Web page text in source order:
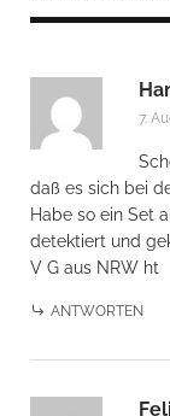
7.
daß es sich bei
Habe so ein Set
detektiert und
V G aus NRW ht
ANTWORTEN